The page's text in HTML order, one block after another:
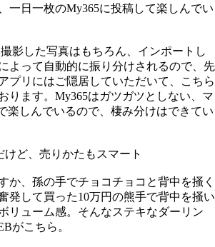
一日一枚のMy365に投稿して楽しんでい
影した写真はもちろん、インポートし
よって自動的に振り分けされるので、先
プリにはご隠居していただいて、こちら
ります。My365はガツガツとしない、マ
楽しんでいるので、棲み分けはできてい
ど、売りかたもスマート
か、孫の手でチョコチョコと背中を掻く
発して買った10万円の熊手で背中を掻い
リューム感。そんなステキなダーリン
がこちら。